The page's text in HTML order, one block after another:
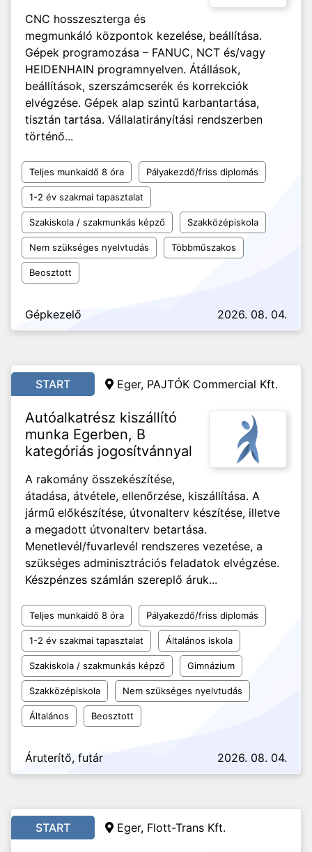
CNC hosszeszterga és
megmunkáló központok kezelése, beállítása.
Gépek programozása – FANUC, NCT és/vagy
HEIDENHAIN programnyelven. Átállások,
beállítások, szerszámcserék és korrekciók
elvégzése. Gépek alap szintű karbantartása,
tisztán tartása. Vállalatirányítási rendszerben
történő...
Teljes munkaidő 8 óra Pályakezdő/friss diplomás
1-2 év szakmai tapasztalat
Szakiskola / szakmunkás képző Szakközépiskola
Nem szükséges nyelvtudás Többműszakos
Beosztott
Gépkezelő 2026. 08. 04.
START Eger, PAJTÓK Commercial Kft.
Autóalkatrész kiszállító
munka Egerben, B
kategóriás jogosítvánnyal
A rakomány összekészítése,
átadása, átvétele, ellenőrzése, kiszállítása. A
jármű előkészítése, útvonalterv készítése, illetve
a megadott útvonalterv betartása.
Menetlevél/fuvarlevél rendszeres vezetése, a
szükséges adminisztrációs feladatok elvégzése.
Készpénzes számlán szereplő áruk...
Teljes munkaidő 8 óra Pályakezdő/friss diplomás
1-2 év szakmai tapasztalat Általános iskola
Szakiskola / szakmunkás képző Gimnázium
Szakközépiskola Nem szükséges nyelvtudás
Általános Beosztott
Áruterítő, futár 2026. 08. 04.
START Eger, Flott-Trans Kft.